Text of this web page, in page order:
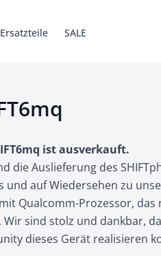
Ersatzteile SALE
ist ausverkauft.
die Auslieferung des
und auf Wiedersehen zu
Qualcomm-Prozessor,
Wir sind stolz und dankbar,
dieses Gerät realisieren